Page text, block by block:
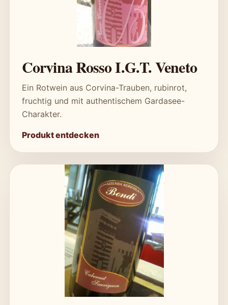
Corvina Rosso I.G.T. Veneto
Ein Rotwein aus Corvina-Trauben, rubinrot,
fruchtig und mit authentischem Gardasee-
Charakter.
Produkt entdecken